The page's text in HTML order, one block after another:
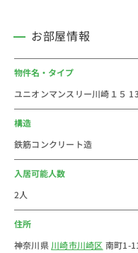
〇スーパーまいばすけ
〇ラ チッタデッラ（
＜川崎駅おすすめコメ
City)川崎区は、川崎
です。東海道本線の東
2024年の川崎区の人
乗換をし、買い物をし
お部屋情報
物件名・タイプ
ユニオンマンスリー川崎１５
構造
鉄筋コンクリート造
入居可能人数
2人
住所
神奈川県 川崎市川崎区 南町1-